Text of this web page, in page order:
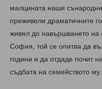
малцината наши
преживели драматичните
живял до навършването на
София, той се опитва да
години и да отдаде почит
съдбата на семейството му.